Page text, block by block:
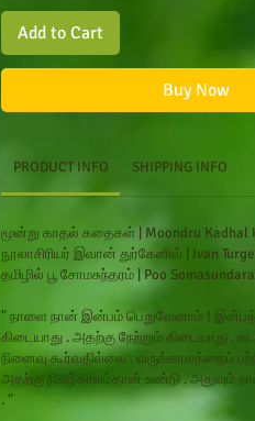
Add to Cart
Buy Now
PRODUCT INFO SHIPPING INFO
மூன்று காதல் கதைகள் | Moondru Kadhal
நூலாசிரியர் இவான் துர்கேனிவ்
Ivan
தமிழில் பூ சோமசுந்தரம் | Poo
" நாளை நான் இன்பம் பெறுவேனாம் !
கிடையாது . அதற்கு நேற்றும் கிடையாது .
நினைவு கூர்வதில்லை . வருங்காலத்தைப்
அதற்கு நிகழ்காலம்தான் உண்டு . அதுவும்
. "